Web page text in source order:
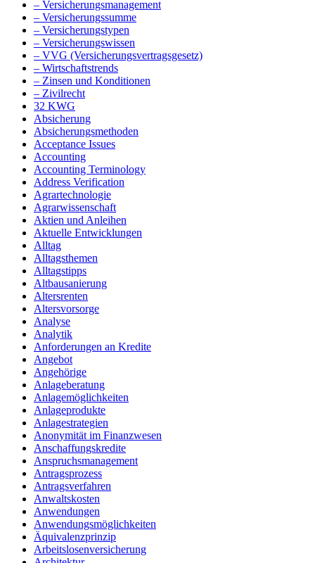
– Versicherungsmanagement
– Versicherungssumme
– Versicherungstypen
– Versicherungswissen
– VVG (Versicherungsvertragsgesetz)
– Wirtschaftstrends
– Zinsen und Konditionen
– Zivilrecht
32 KWG
Absicherung
Absicherungsmethoden
Acceptance Issues
Accounting
Accounting Terminology
Address Verification
Agrartechnologie
Agrarwissenschaft
Aktien und Anleihen
Aktuelle Entwicklungen
Alltag
Alltagsthemen
Alltagstipps
Altbausanierung
Altersrenten
Altersvorsorge
Analyse
Analytik
Anforderungen an Kredite
Angebot
Angehörige
Anlageberatung
Anlagemöglichkeiten
Anlageprodukte
Anlagestrategien
Anonymität im Finanzwesen
Anschaffungskredite
Anspruchsmanagement
Antragsprozess
Antragsverfahren
Anwaltskosten
Anwendungen
Anwendungsmöglichkeiten
Äquivalenzprinzip
Arbeitslosenversicherung